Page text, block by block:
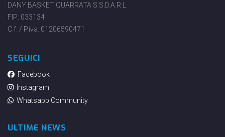
DANY BASKET QUARRATA S.S.D.A.R.L.
FIP: 033134
C.f. / P.iva: 01206590471
SEGUICI
Facebook
Instagram
Whatsapp Community
ULTIME NEWS